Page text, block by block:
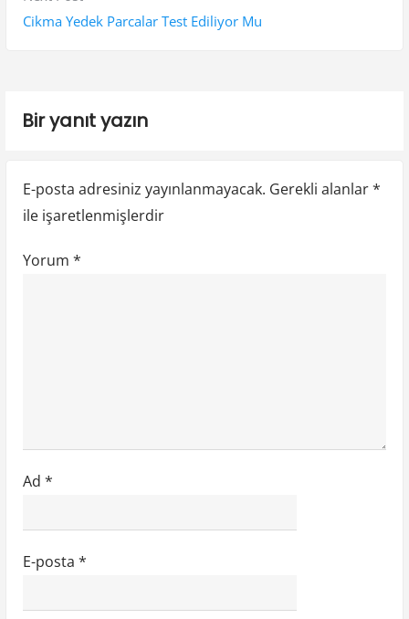
m
o
o
:
e
o
:
Cikma Yedek Parcalar Test Ediliyor Mu
Bir yanıt yazın
E-posta adresiniz yayınlanmayacak. Gerekli alanlar*
ile işaretlenmişlerdir
Yorum *
Ad *
E-posta *